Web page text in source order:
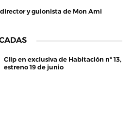
y guionista de Mon Ami
Clip en exclusiva de Habitación nº 13,
estreno 19 de junio